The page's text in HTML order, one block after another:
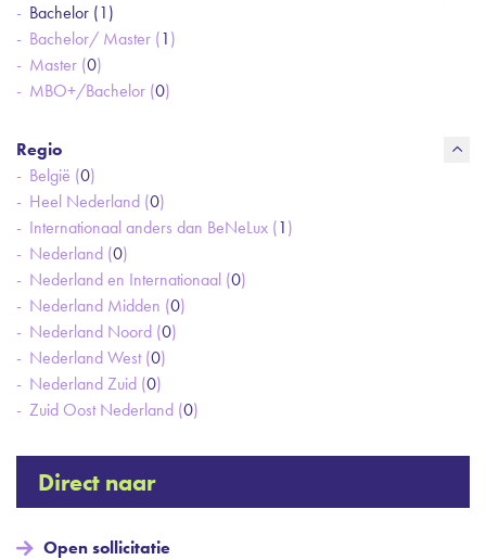
Bachelor (1)
Bachelor/ Master (1)
Master (0)
MBO+/Bachelor (0)
Regio
België (0)
Heel Nederland (0)
Internationaal anders dan BeNeLux (1)
Nederland (0)
Nederland en Internationaal (0)
Nederland Midden (0)
Nederland Noord (0)
Nederland West (0)
Nederland Zuid (0)
Zuid Oost Nederland (0)
Direct naar
Open sollicitatie